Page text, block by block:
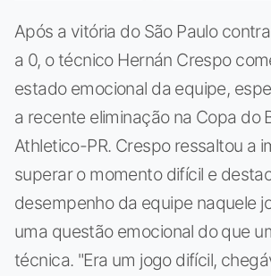
Após a vitória do São Paulo
a 0, o técnico Hernán Crespo
estado emocional da equipe,
a recente eliminação na Copa do
Athletico-PR. Crespo ressaltou a
superar o momento difícil e
desempenho da equipe naquele
uma questão emocional do que
técnica. "Era um jogo difícil,